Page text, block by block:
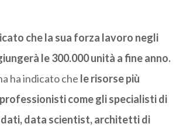
che la sua forza lavoro negli
le 300.000 unità a fine anno.
ha indicato che le risorse più
come gli specialisti di
dati, data scientist, architetti di